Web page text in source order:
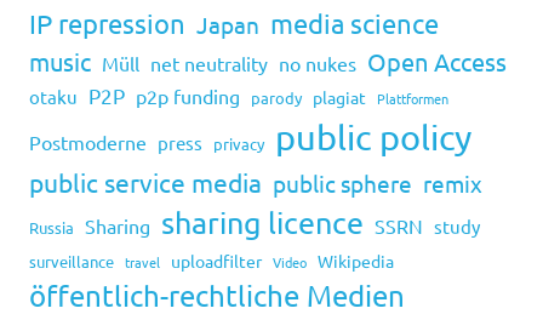
IP repression Japan media science
music Müll net neutrality no nukes Open Access
otaku P2P p2p funding parody plagiat Plattformen
Postmoderne press privacy public policy
public service media public sphere remix
Russia Sharing sharing licence SSRN study
surveillance travel uploadfilter Video Wikipedia
öffentlich-rechtliche Medien